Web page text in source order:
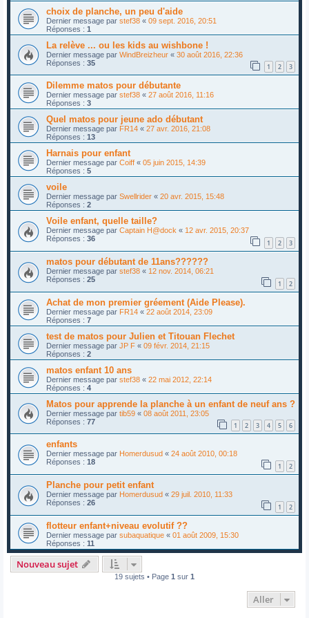
choix de planche, un peu d'aide
Dernier message par stef38 « 09 sept. 2016, 20:51
Réponses : 1
La relève ... ou les kids au wishbone !
Dernier message par WindBreizheur « 30 août 2016, 22:36
Réponses : 35 1 2 3
Dilemme matos pour débutante
Dernier message par stef38 « 27 août 2016, 11:16
Réponses : 3
Quel matos pour jeune ado débutant
Dernier message par FR14 « 27 avr. 2016, 21:08
Réponses : 13
Harnais pour enfant
Dernier message par Coiff « 05 juin 2015, 14:39
Réponses : 5
voile
Dernier message par Swellrider « 20 avr. 2015, 15:48
Réponses : 2
Voile enfant, quelle taille?
Dernier message par Captain H@dock « 12 avr. 2015, 20:37
Réponses : 36 1 2 3
matos pour débutant de 11ans??????
Dernier message par stef38 « 12 nov. 2014, 06:21
Réponses : 25 1 2
Achat de mon premier gréement (Aide Please).
Dernier message par FR14 « 22 août 2014, 23:09
Réponses : 7
test de matos pour Julien et Titouan Flechet
Dernier message par JP F « 09 févr. 2014, 21:15
Réponses : 2
matos enfant 10 ans
Dernier message par stef38 « 22 mai 2012, 22:14
Réponses : 4
Matos pour apprende la planche à un enfant de neuf ans ?
Dernier message par tib59 « 08 août 2011, 23:05
Réponses : 77 1 2 3 4 5 6
enfants
Dernier message par Homerdusud « 24 août 2010, 00:18
Réponses : 18 1 2
Planche pour petit enfant
Dernier message par Homerdusud « 29 juil. 2010, 11:33
Réponses : 26 1 2
flotteur enfant+niveau evolutif ??
Dernier message par subaquatique « 01 août 2009, 15:30
Réponses : 11
Nouveau sujet
19 sujets • Page 1 sur 1
Aller